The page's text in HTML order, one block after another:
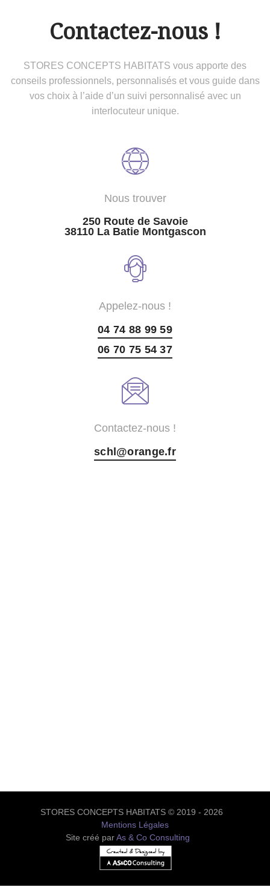
Contactez-nous !
STORES CONCEPTS HABITATS vous apporte des
conseils professionnels, personnalisés et vous guide dans
vos choix à l’aide d’un suivi personnalisé avec un
interlocuteur unique.
Nous trouver
250 Route de Savoie
38110 La Batie Montgascon
Appelez-nous !
04 74 88 99 59
06 70 75 54 37
Contactez-nous !
schl@orange.fr
STORES CONCEPTS HABITATS © 2019 - 2026
Mentions Légales
Site créé parAs & Co Consulting